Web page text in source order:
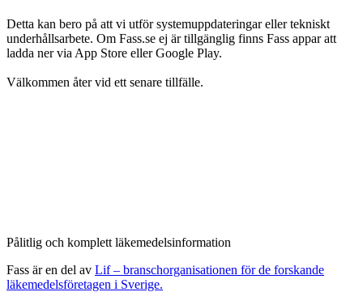
Detta kan bero på att vi utför systemuppdateringar eller tekniskt
underhållsarbete. Om Fass.se ej är tillgänglig finns Fass appar att
ladda ner via App Store eller Google Play.
Välkommen åter vid ett senare tillfälle.
Pålitlig och komplett läkemedelsinformation
Fass är en del av Lif – branschorganisationen för de forskande
läkemedelsföretagen i Sverige.